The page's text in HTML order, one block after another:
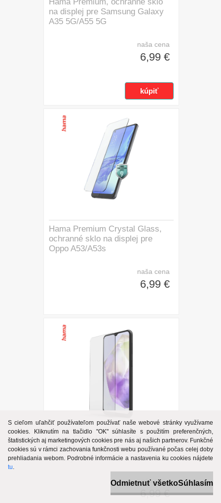
S cieľom uľahčiť používateľom používať naše webové stránky využívame
cookies. Kliknutím na tlačidlo "OK" súhlasíte s použitím preferenčných,
štatistických aj marketingových cookies pre nás aj našich partnerov. Funkčné
cookies sú v rámci zachovania funkčnosti webu používané počas celej doby
prehliadania webom. Podrobné informácie a nastavenia ku cookies nájdete
tu.
Odmietnuť všetkoSúhlasím
na displej pre Samsung Galaxy
A35 5G/A55 5G
naša cena
6,99 €
Hama Premium Crystal Glass,
ochranné sklo na displej pre
Oppo A53/A53s
naša cena
6,99 €
Hama Clear Protect, ochranné
sklo na displej pre Samsung
Galaxy A35 5G
naša cena
6,99 €